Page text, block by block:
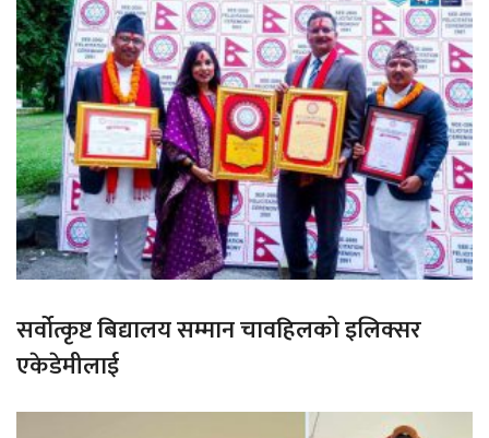
सर्वोत्कृष्ट बिद्यालय सम्मान चावहिलको इलिक्सर
एकेडेमीलाई